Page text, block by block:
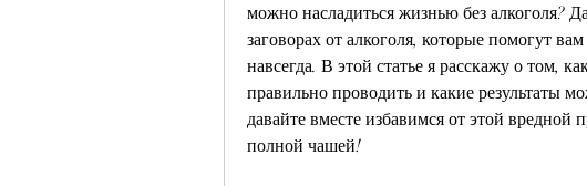
можно насладиться жизнью без алкоголя?
заговорах от алкоголя, которые помогут
навсегда. В этой статье я расскажу о том,
правильно проводить и какие результаты
давайте вместе избавимся от этой
полной чашей!